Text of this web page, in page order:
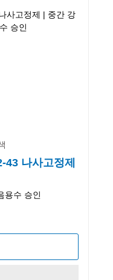
나사고정제
용수 승인